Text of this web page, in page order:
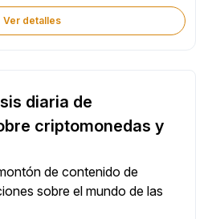
Ver detalles
diaria de
criptomonedas y
de contenido de
sobre el mundo de las